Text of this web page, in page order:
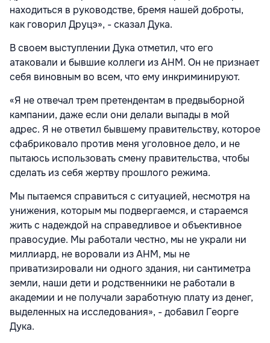
находиться в руководстве, бремя нашей доброты,
как говорил Друцэ», - сказал Дука.
В своем выступлении Дука отметил, что его
атаковали и бывшие коллеги из АНМ. Он не признает
себя виновным во всем, что ему инкриминируют.
«Я не отвечал трем претендентам в предвыборной
кампании, даже если они делали выпады в мой
адрес. Я не ответил бывшему правительству, которое
сфабриковало против меня уголовное дело, и не
пытаюсь использовать смену правительства, чтобы
сделать из себя жертву прошлого режима.
Мы пытаемся справиться с ситуацией, несмотря на
унижения, которым мы подвергаемся, и стараемся
жить с надеждой на справедливое и объективное
правосудие. Мы работали честно, мы не украли ни
миллиард, не воровали из АНМ, мы не
приватизировали ни одного здания, ни сантиметра
земли, наши дети и родственники не работали в
академии и не получали заработную плату из денег,
выделенных на исследования», - добавил Георге
Дука.